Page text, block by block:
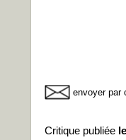
envoyer par
Critique publiée